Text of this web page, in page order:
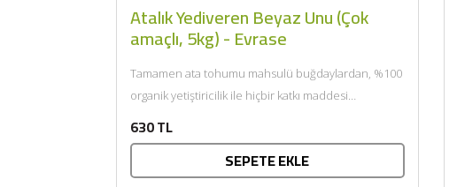
Atalık Yediveren Beyaz Unu (Çok
amaçlı, 5kg) - Evrase
Tamamen ata tohumu mahsulü buğdaylardan, %100
organik yetiştiricilik ile hiçbir katkı maddesi
rahatlığıyla...
630 TL
SEPETE EKLE